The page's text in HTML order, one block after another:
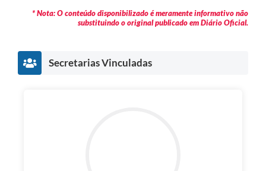
* Nota: O conteúdo disponibilizado é meramente informativo não
substituindo o original publicado em Diário Oficial.
Secretarias Vinculadas